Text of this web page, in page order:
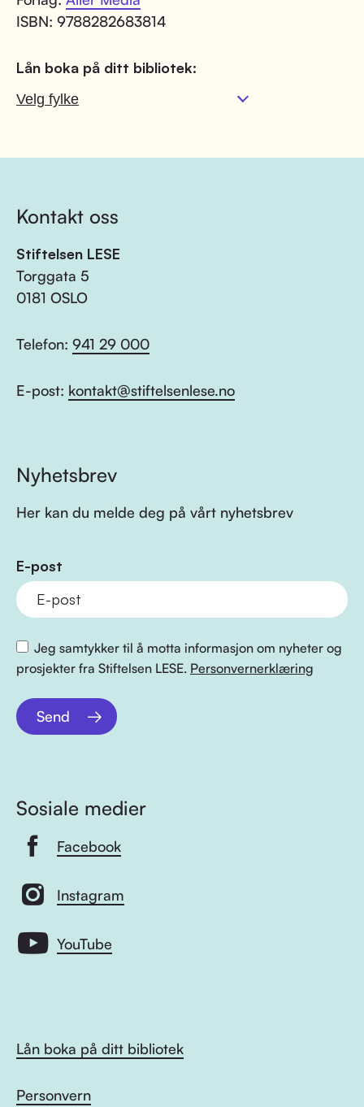
ISBN: 9788282683814
Lån boka på ditt bibliotek:
Kontakt oss
Stiftelsen LESE
Torggata 5
0181 OSLO
Telefon: 941 29 000
E-post: kontakt@stiftelsenlese.no
Nyhetsbrev
Her kan du melde deg på vårt nyhetsbrev
E-post
Jeg samtykker til å motta informasjon om nyheter og
prosjekter fra Stiftelsen LESE. Personvernerklæring
Send
Sosiale medier
Facebook
Instagram
YouTube
Lån boka på ditt bibliotek
Personvern